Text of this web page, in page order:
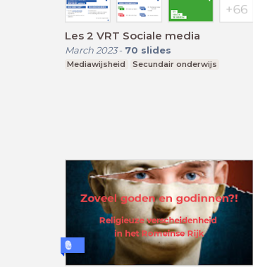
Les 2 VRT Sociale media
March 2023- 70 slides
Mediawijsheid Secundair onderwijs